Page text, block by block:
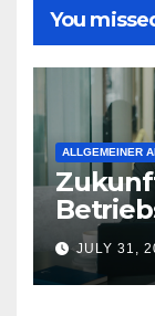
You
ALLGEMEINER
JULY 31,